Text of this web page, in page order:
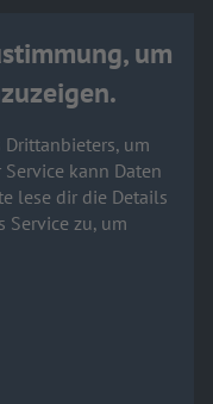
um
um
kann Daten
lese dir die Details
Service zu, um